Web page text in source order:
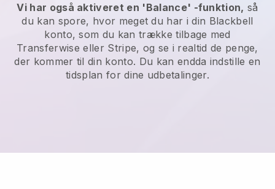
Vi har også aktiveret en 'Balance' -funktion, så
du kan spore, hvor meget du har i din Blackbell
konto, som du kan trække tilbage med
Transferwise eller Stripe, og se i realtid de penge,
der kommer til din konto. Du kan endda indstille en
tidsplan for dine udbetalinger.